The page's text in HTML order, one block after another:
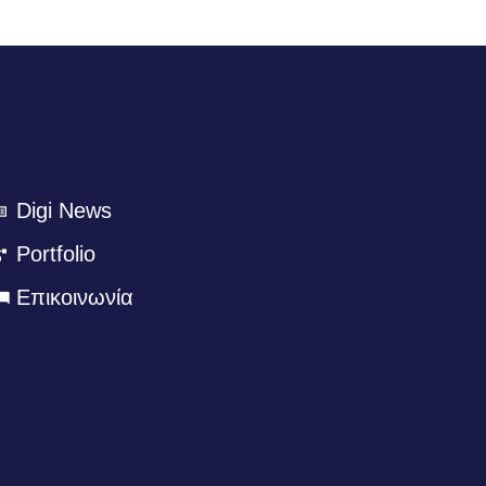
Digi News
Portfolio
Eπικοινωνία